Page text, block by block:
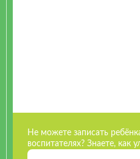
Не можете записать
воспитателях? Знаете, как